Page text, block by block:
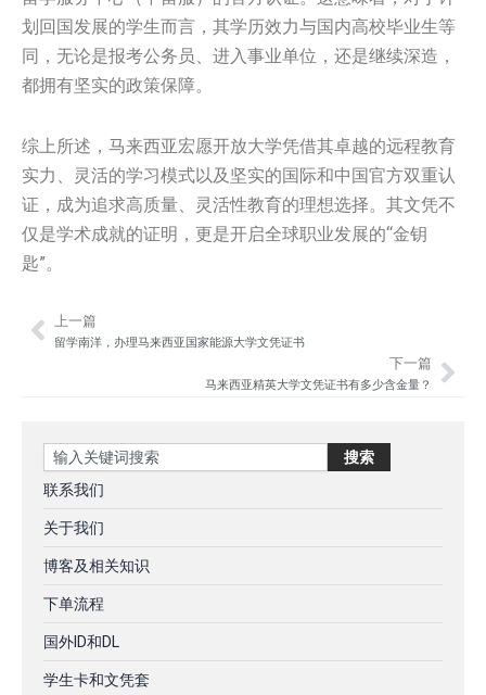
划回国发展的学生而言，其学历效力与国内高校毕业生等
同，无论是报考公务员、进入事业单位，还是继续深造，
都拥有坚实的政策保障。
综上所述，马来西亚宏愿开放大学凭借其卓越的远程教育
实力、灵活的学习模式以及坚实的国际和中国官方双重认
证，成为追求高质量、灵活性教育的理想选择。其文凭不
仅是学术成就的证明，更是开启全球职业发展的“金钥
匙”。
Prev
上一篇
留学南洋，办理马来西亚国家能源大学文凭证书
下一篇
马来西亚精英大学文凭证书有多少含金量？
Search 搜索
联系我们
关于我们
博客及相关知识
下单流程
国外ID和DL
学生卡和文凭套